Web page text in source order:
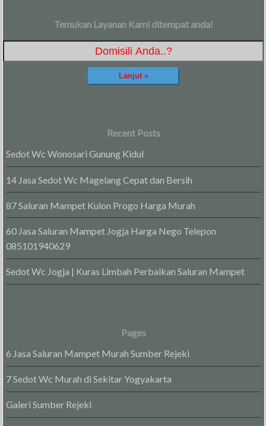
Temukan Layanan Kami ditempat anda!
Recent Posts
Sedot Wc Wonosari Gunung Kidul
14 Jasa Sedot Wc Magelang Cepat dan Bersih
87 Saluran Mampet Kulon Progo Harga Murah
60 Jasa Saluran Mampet Jogja Harga Nego Telepon
085101940629
Sedot Wc Jogja | Kuras Limbah Perbaikan Saluran Mampet
Pages
6 Jasa Saluran Mampet Murah Sumber Rejeki
7 Sedot Wc Murah di Sekitar Yogyakarta
Galeri Sumber Rejeki